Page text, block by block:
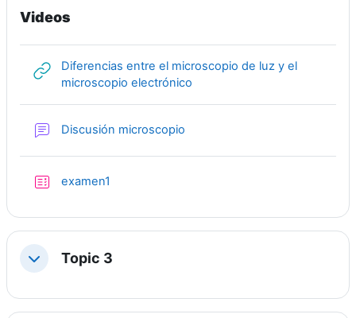
Videos
Diferencias entre el microscopio de luz y el
microscopio electrónico
Discusión microscopio
examen1
CollapseTopic 3